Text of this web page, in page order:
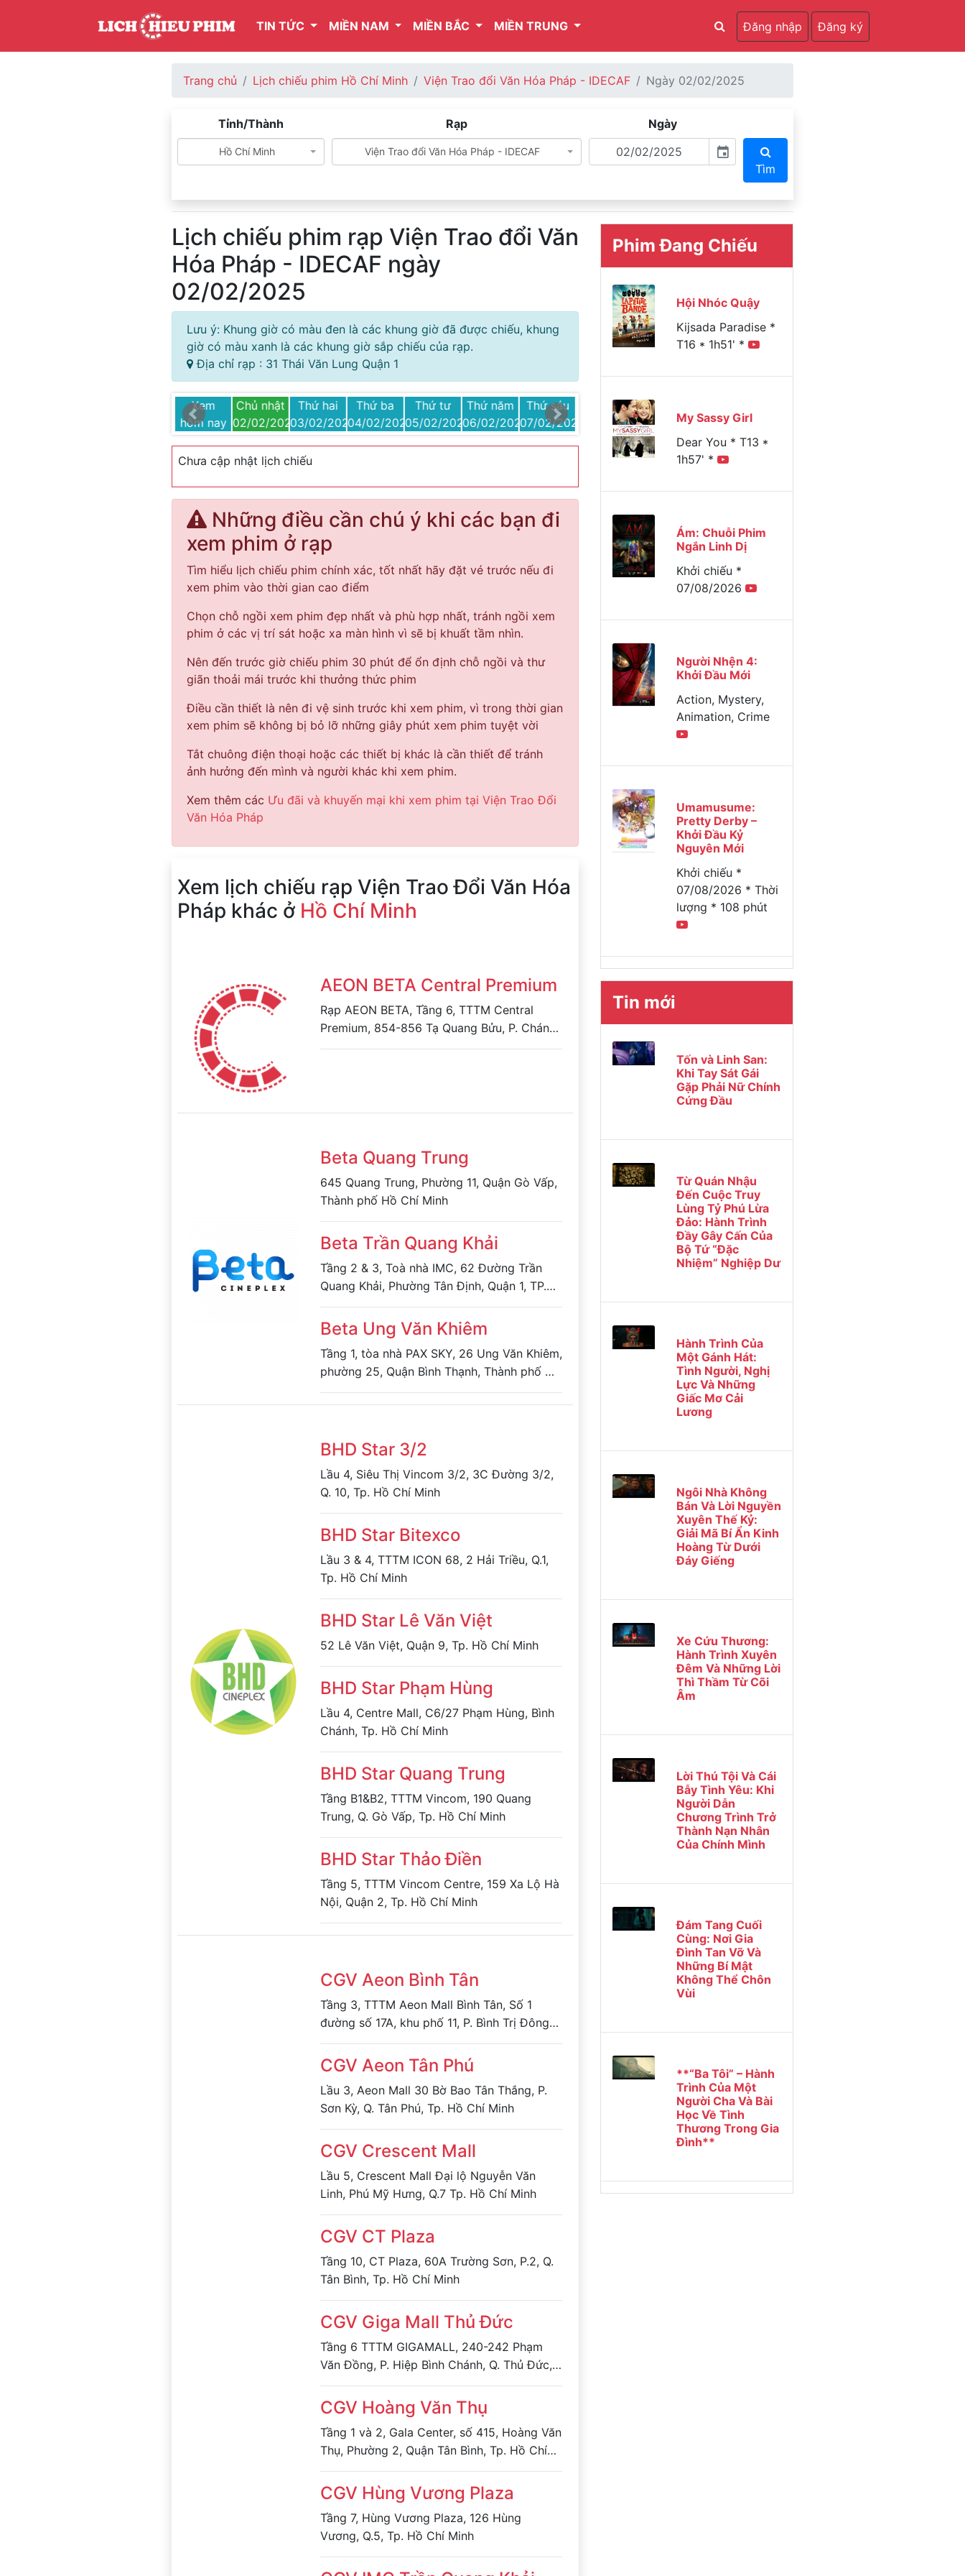
TIN TỨC MIỀN NAM MIỀN BẮC MIỀN TRUNG Đăng nhập Đăng ký
Trang chủ Lịch chiếu phim Hồ Chí Minh Viện Trao đổi Văn Hóa Pháp - IDECAF Ngày 02/02/2025
Tỉnh/Thành
Hồ Chí Minh
Rạp
Viện Trao đổi Văn Hóa Pháp - IDECAF
Ngày
event
Tìm
Lịch chiếu phim rạp Viện Trao đổi Văn
Hóa Pháp - IDECAF ngày
02/02/2025
Lưu ý: Khung giờ có màu đen là các khung giờ đã được chiếu, khung
giờ có màu xanh là các khung giờ sắp chiếu của rạp.
Địa chỉ rạp : 31 Thái Văn Lung Quận 1
08/02/2025
Xem
hôm nay
Chủ nhật
02/02/2025
Thứ hai
03/02/2025
Thứ ba
04/02/2025
Thứ tư
05/02/2025
Thứ năm
06/02/2025
Thứ sáu
07/02/2025
Thứ bảy
08/02/2025
Xem
hôm nay 02/02/202503/02/2025
Chưa cập nhật lịch chiếu
Những điều cần chú ý khi các bạn đi
xem phim ở rạp
Tìm hiểu lịch chiếu phim chính xác, tốt nhất hãy đặt vé trước nếu đi
xem phim vào thời gian cao điểm
Chọn chỗ ngồi xem phim đẹp nhất và phù hợp nhất, tránh ngồi xem
phim ở các vị trí sát hoặc xa màn hình vì sẽ bị khuất tầm nhìn.
Nên đến trước giờ chiếu phim 30 phút để ổn định chỗ ngồi và thư
giãn thoải mái trước khi thưởng thức phim
Điều cần thiết là nên đi vệ sinh trước khi xem phim, vì trong thời gian
xem phim sẽ không bị bỏ lỡ những giây phút xem phim tuyệt vời
Tắt chuông điện thoại hoặc các thiết bị khác là cần thiết để tránh
ảnh hưởng đến mình và người khác khi xem phim.
Xem thêm các Ưu đãi và khuyến mại khi xem phim tại Viện Trao Đổi
Văn Hóa Pháp
Xem lịch chiếu rạp Viện Trao Đổi Văn Hóa
Pháp khác ở Hồ Chí Minh
AEON BETA Central Premium
Rạp AEON BETA, Tầng 6, TTTM Central
Premium, 854-856 Tạ Quang Bửu, P. Chánh
Hưng, TP.HCM
Beta Quang Trung
645 Quang Trung, Phường 11, Quận Gò Vấp,
Thành phố Hồ Chí Minh
Beta Trần Quang Khải
Tầng 2 & 3, Toà nhà IMC, 62 Đường Trần
Quang Khải, Phường Tân Định, Quận 1, TP.
Hồ Chí Minh
Beta Ung Văn Khiêm
Tầng 1, tòa nhà PAX SKY, 26 Ung Văn Khiêm,
phường 25, Quận Bình Thạnh, Thành phố Hồ
Chí Minh, Việt Nam
BHD Star 3/2
Lầu 4, Siêu Thị Vincom 3/2, 3C Đường 3/2,
Q. 10, Tp. Hồ Chí Minh
BHD Star Bitexco
Lầu 3 & 4, TTTM ICON 68, 2 Hải Triều, Q.1,
Tp. Hồ Chí Minh
BHD Star Lê Văn Việt
52 Lê Văn Việt, Quận 9, Tp. Hồ Chí Minh
BHD Star Phạm Hùng
Lầu 4, Centre Mall, C6/27 Phạm Hùng, Bình
Chánh, Tp. Hồ Chí Minh
BHD Star Quang Trung
Tầng B1&B2, TTTM Vincom, 190 Quang
Trung, Q. Gò Vấp, Tp. Hồ Chí Minh
BHD Star Thảo Điền
Tầng 5, TTTM Vincom Centre, 159 Xa Lộ Hà
Nội, Quận 2, Tp. Hồ Chí Minh
CGV Aeon Bình Tân
Tầng 3, TTTM Aeon Mall Bình Tân, Số 1
đường số 17A, khu phố 11, P. Bình Trị Đông
B, quận Bình Tân, TP. Hồ Chí Minh
CGV Aeon Tân Phú
Lầu 3, Aeon Mall 30 Bờ Bao Tân Thắng, P.
Sơn Kỳ, Q. Tân Phú, Tp. Hồ Chí Minh
CGV Crescent Mall
Lầu 5, Crescent Mall Đại lộ Nguyễn Văn
Linh, Phú Mỹ Hưng, Q.7 Tp. Hồ Chí Minh
CGV CT Plaza
Tầng 10, CT Plaza, 60A Trường Sơn, P.2, Q.
Tân Bình, Tp. Hồ Chí Minh
CGV Giga Mall Thủ Đức
Tầng 6 TTTM GIGAMALL, 240-242 Phạm
Văn Đồng, P. Hiệp Bình Chánh, Q. Thủ Đức,
TPHCM.
CGV Hoàng Văn Thụ
Tầng 1 và 2, Gala Center, số 415, Hoàng Văn
Thụ, Phường 2, Quận Tân Bình, Tp. Hồ Chí
Minh
CGV Hùng Vương Plaza
Tầng 7, Hùng Vương Plaza, 126 Hùng
Vương, Q.5, Tp. Hồ Chí Minh
Phim Đang Chiếu
Hội Nhóc Quậy
Kijsada Paradise *
T16 * 1h51' *
My Sassy Girl
Dear You * T13 *
1h57' *
Ám: Chuỗi Phim
Ngắn Linh Dị
Khởi chiếu *
07/08/2026
Người Nhện 4:
Khởi Đầu Mới
Action, Mystery,
Animation, Crime
Umamusume:
Pretty Derby –
Khởi Đầu Kỷ
Nguyên Mới
Khởi chiếu *
07/08/2026 * Thời
lượng * 108 phút
Tin mới
Tốn và Linh San:
Khi Tay Sát Gái
Gặp Phải Nữ Chính
Cứng Đầu
Từ Quán Nhậu
Đến Cuộc Truy
Lùng Tỷ Phú Lừa
Đảo: Hành Trình
Đầy Gây Cấn Của
Bộ Tứ “Đặc
Nhiệm” Nghiệp Dư
Hành Trình Của
Một Gánh Hát:
Tình Người, Nghị
Lực Và Những
Giấc Mơ Cải
Lương
Ngôi Nhà Không
Bán Và Lời Nguyền
Xuyên Thế Kỷ:
Giải Mã Bí Ẩn Kinh
Hoàng Từ Dưới
Đáy Giếng
Xe Cứu Thương:
Hành Trình Xuyên
Đêm Và Những Lời
Thì Thầm Từ Cõi
Âm
Lời Thú Tội Và Cái
Bẫy Tình Yêu: Khi
Người Dẫn
Chương Trình Trở
Thành Nạn Nhân
Của Chính Mình
Đám Tang Cuối
Cùng: Nơi Gia
Đình Tan Vỡ Và
Những Bí Mật
Không Thể Chôn
Vùi
**“Ba Tôi” – Hành
Trình Của Một
Người Cha Và Bài
Học Về Tình
Thương Trong Gia
Đình**